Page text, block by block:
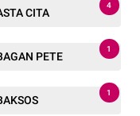
CITA
4
PETE
1
1